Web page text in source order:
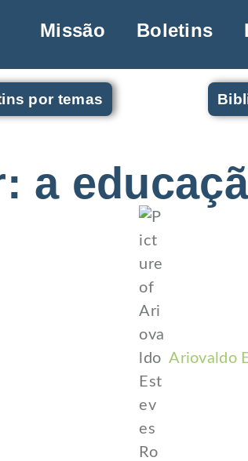
Missão Boletins
por temas
a
Ariovaldo